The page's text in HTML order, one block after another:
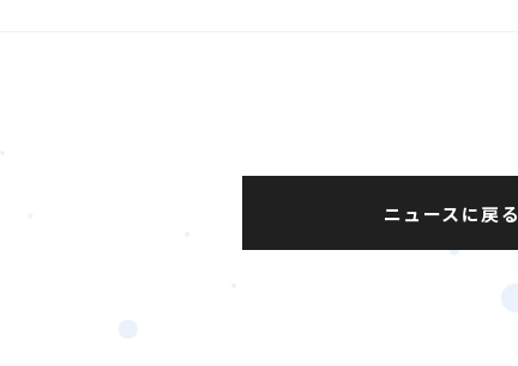
ニュースに戻る